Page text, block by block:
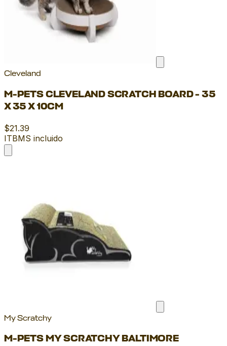
Cleveland
M-PETS CLEVELAND SCRATCH BOARD - 35
X 35 X 10CM
$21.39
ITBMS incluido
My Scratchy
M-PETS MY SCRATCHY BALTIMORE